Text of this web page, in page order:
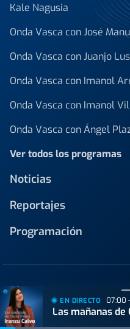
Kale Nagusia
Onda Vasca con José
Onda Vasca con Juanjo
Onda Vasca con Imanol
Onda Vasca con Imanol
Onda Vasca con Ángel
Ver todos los programas
Noticias
Reportajes
Programación
Blogs
Juan de la Herrán
EN DIRECTO 07:00
Las mañanas de